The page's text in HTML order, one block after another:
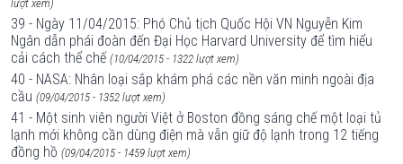
lượt xem)
39 - Ngày 11/04/2015: Phó Chủ tịch Quốc Hội VN Nguyễn Kim
Ngân dẫn phái đoàn đến Đại Học Harvard University để tìm hiểu
cải cách thể chế (10/04/2015 - 1322 lượt xem)
40 - NASA: Nhân loại sắp khám phá các nền văn minh ngoài địa
cầu (09/04/2015 - 1352 lượt xem)
41 - Một sinh viên người Việt ở Boston đồng sáng chế một loại tủ
lạnh mới không cần dùng điện mà vẫn giữ độ lạnh trong 12 tiếng
đồng hồ (09/04/2015 - 1459 lượt xem)